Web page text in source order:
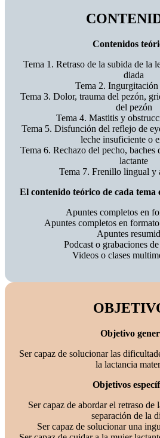
Contenidos
Tema 1. Retraso de la subida de la
diada
Tema 2. Ingurgitación
Tema 3. Dolor, trauma del pezón,
del pezón
Tema 4. Mastitis y
Tema 5. Disfunción del reflejo de
leche insuficiente o
Tema 6. Rechazo del pecho,
lactante
Tema 7. Frenillo lingual y
El contenido teórico de cada tema
Apuntes completos en
Apuntes completos en
Apuntes
Podcast o grabaciones
Videos o clases
Objetivo
Ser capaz de solucionar las
la lactancia
Objetivos
Ser capaz de abordar el retraso de
separación de la
Ser capaz de solucionar una